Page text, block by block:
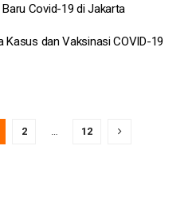
Covid-19 di Jakarta
Kasus dan Vaksinasi COVID-19
2 12